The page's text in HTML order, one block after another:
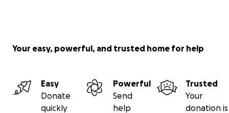
Your easy, powerful, and trusted home for help
Easy
Donate
quickly
Powerful
Send
help
Trusted
Your
donation is